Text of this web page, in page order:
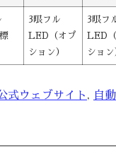
3眼フル
LED（オプ
ション）
3眼フ
LED
ション
式ウェブサイト ,
自